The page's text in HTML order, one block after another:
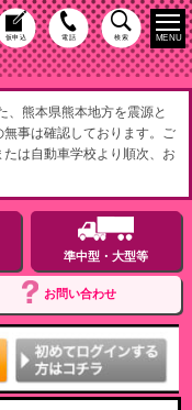
仮申込 電話 検索
、熊本県熊本地方を震源と
事は確認しております。ご
は自動車学校より順次、お
準中型・大型等
お問い合わせ
MENU